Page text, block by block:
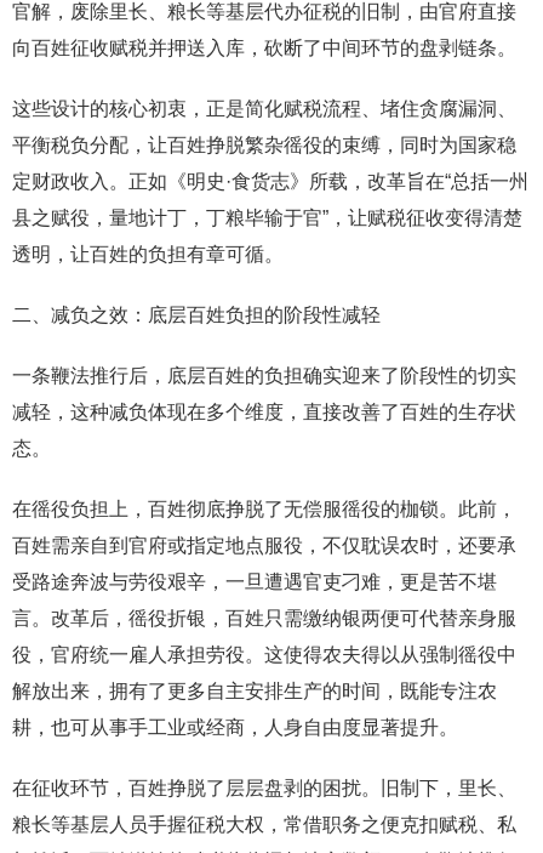
官解，废除里长、粮长等基层代办征税的旧制，由官府直接
向百姓征收赋税并押送入库，砍断了中间环节的盘剥链条。
这些设计的核心初衷，正是简化赋税流程、堵住贪腐漏洞、
平衡税负分配，让百姓挣脱繁杂徭役的束缚，同时为国家稳
定财政收入。正如《明史·食货志》所载，改革旨在“总括一州
县之赋役，量地计丁，丁粮毕输于官”，让赋税征收变得清楚
透明，让百姓的负担有章可循。
二、减负之效：底层百姓负担的阶段性减轻
一条鞭法推行后，底层百姓的负担确实迎来了阶段性的切实
减轻，这种减负体现在多个维度，直接改善了百姓的生存状
态。
在徭役负担上，百姓彻底挣脱了无偿服徭役的枷锁。此前，
百姓需亲自到官府或指定地点服役，不仅耽误农时，还要承
受路途奔波与劳役艰辛，一旦遭遇官吏刁难，更是苦不堪
言。改革后，徭役折银，百姓只需缴纳银两便可代替亲身服
役，官府统一雇人承担劳役。这使得农夫得以从强制徭役中
解放出来，拥有了更多自主安排生产的时间，既能专注农
耕，也可从事手工业或经商，人身自由度显著提升。
在征收环节，百姓挣脱了层层盘剥的困扰。旧制下，里长、
粮长等基层人员手握征税大权，常借职务之便克扣赋税、私